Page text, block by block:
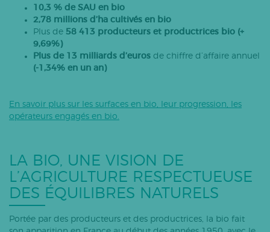
10,3 % de SAU en bio
2,78 millions d’ha cultivés en bio
Plus de 58 413 producteurs et productrices bio (+
9,69%)
Plus de 13 milliards d’euros de chiffre d’affaire annuel
(-1,34% en un an)
En savoir plus sur les surfaces en bio, leur progression, les
opérateurs engagés en bio.
LA BIO, UNE VISION DE
L’AGRICULTURE RESPECTUEUSE
DES ÉQUILIBRES NATURELS
Portée par des producteurs et des productrices, la bio fait